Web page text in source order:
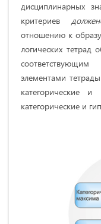
дисциплинарных
критериев
отношению к
логических
элементами
категорические и
категорические и